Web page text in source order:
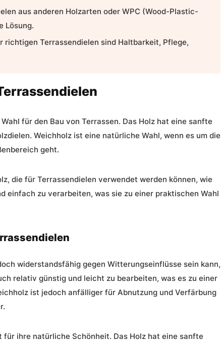
aus anderen Holzarten oder WPC (Wood-Plastic-
Lösung.
richtigen Terrassendielen sind Haltbarkeit, Pflege,
für den Bau von Terrassen. Das Holz hat eine sanfte
Weichholz ist eine natürliche Wahl, wenn es um die
geht.
die für Terrassendielen verwendet werden können, wie
einfach zu verarbeiten, was sie zu einer praktischen Wahl
widerstandsfähig gegen Witterungseinflüsse sein kann,
relativ günstig und leicht zu bearbeiten, was es zu einer
ist jedoch anfälliger für Abnutzung und Verfärbung
ihre natürliche Schönheit. Das Holz hat eine sanfte